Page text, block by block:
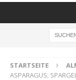
STARTSEITE
ASPARAGUS;